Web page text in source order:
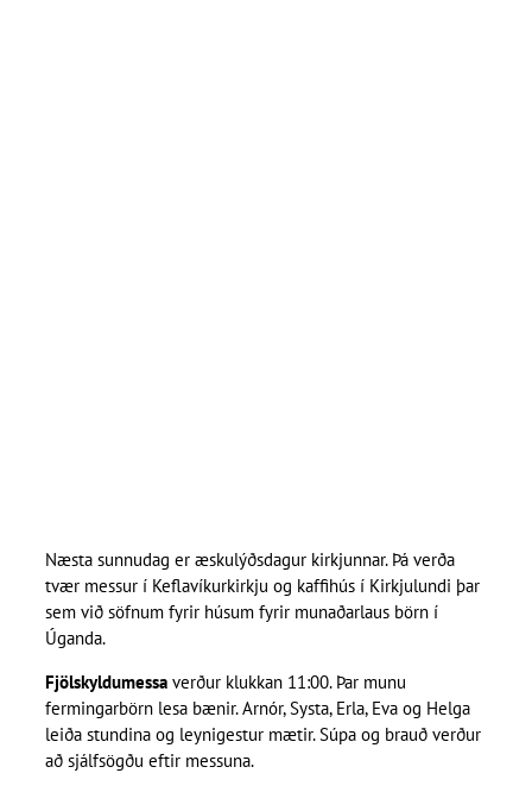
Næsta sunnudag er æskulýðsdagur kirkjunnar. Þá verða
tvær messur í Keflavíkurkirkju og kaffihús í Kirkjulundi þar
sem við söfnum fyrir húsum fyrir munaðarlaus börn í
Úganda.
Fjölskyldumessa verður klukkan 11:00. Þar munu
fermingarbörn lesa bænir. Arnór, Systa, Erla, Eva og Helga
leiða stundina og leynigestur mætir. Súpa og brauð verður
að sjálfsögðu eftir messuna.